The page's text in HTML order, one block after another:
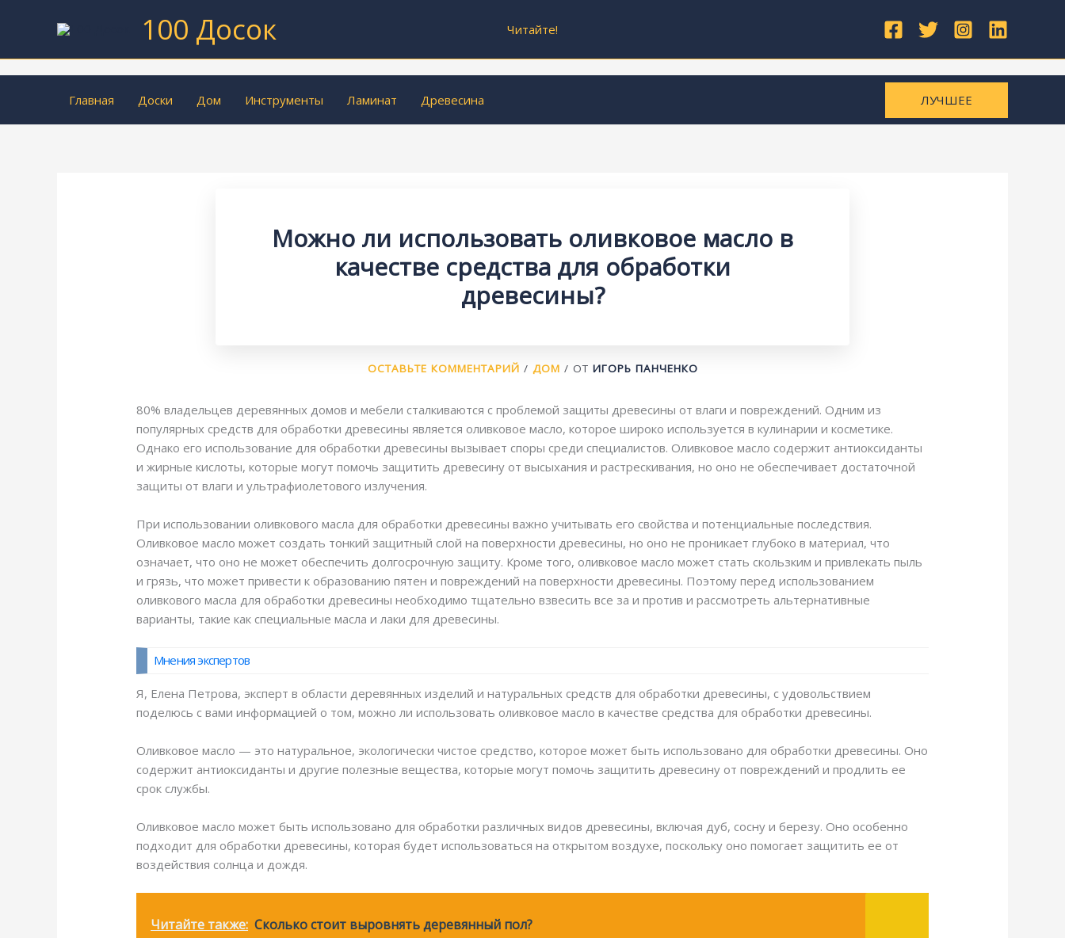
100 Досок Читайте!
Главная Доски Дом Инструменты Ламинат Древесина ЛУЧШЕЕ
Можно ли использовать оливковое масло в
качестве средства для обработки
древесины?
ОСТАВЬТЕ КОММЕНТАРИЙ / ДОМ / ОТ ИГОРЬ ПАНЧЕНКО
80% владельцев деревянных домов и мебели сталкиваются с проблемой защиты древесины от влаги и повреждений. Одним из
популярных средств для обработки древесины является оливковое масло, которое широко используется в кулинарии и косметике.
Однако его использование для обработки древесины вызывает споры среди специалистов. Оливковое масло содержит антиоксиданты
и жирные кислоты, которые могут помочь защитить древесину от высыхания и растрескивания, но оно не обеспечивает достаточной
защиты от влаги и ультрафиолетового излучения.
При использовании оливкового масла для обработки древесины важно учитывать его свойства и потенциальные последствия.
Оливковое масло может создать тонкий защитный слой на поверхности древесины, но оно не проникает глубоко в материал, что
означает, что оно не может обеспечить долгосрочную защиту. Кроме того, оливковое масло может стать скользким и привлекать пыль
и грязь, что может привести к образованию пятен и повреждений на поверхности древесины. Поэтому перед использованием
оливкового масла для обработки древесины необходимо тщательно взвесить все за и против и рассмотреть альтернативные
варианты, такие как специальные масла и лаки для древесины.
Мнения экспертов
Я, Елена Петрова, эксперт в области деревянных изделий и натуральных средств для обработки древесины, с удовольствием
поделюсь с вами информацией о том, можно ли использовать оливковое масло в качестве средства для обработки древесины.
Оливковое масло — это натуральное, экологически чистое средство, которое может быть использовано для обработки древесины. Оно
содержит антиоксиданты и другие полезные вещества, которые могут помочь защитить древесину от повреждений и продлить ее
срок службы.
Оливковое масло может быть использовано для обработки различных видов древесины, включая дуб, сосну и березу. Оно особенно
подходит для обработки древесины, которая будет использоваться на открытом воздухе, поскольку оно помогает защитить ее от
воздействия солнца и дождя.
Читайте также: Сколько стоит выровнять деревянный пол?